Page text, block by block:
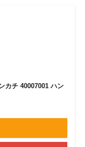
カチ 40007001 ハン